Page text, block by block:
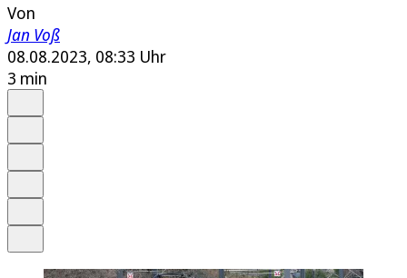
Von
Jan Voß
08.08.2023, 08:33 Uhr
3 min